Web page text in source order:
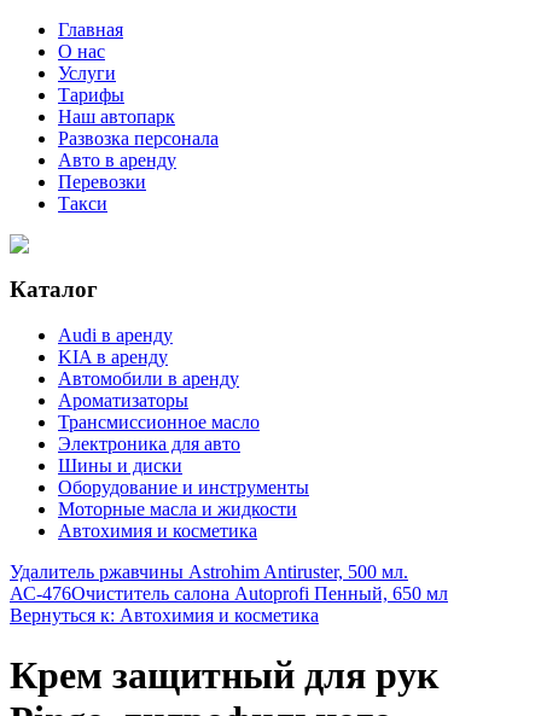
Главная
О нас
Услуги
Тарифы
Наш автопарк
Развозка персонала
Авто в аренду
Перевозки
Такси
Каталог
Audi в аренду
KIA в аренду
Автомобили в аренду
Ароматизаторы
Трансмиссионное масло
Электроника для авто
Шины и диски
Оборудование и инструменты
Моторные масла и жидкости
Автохимия и косметика
Удалитель ржавчины Astrohim Antiruster, 500 мл.
АС-476Очиститель салона Autoprofi Пенный, 650 мл
Вернуться к: Автохимия и косметика
Крем защитный для рук